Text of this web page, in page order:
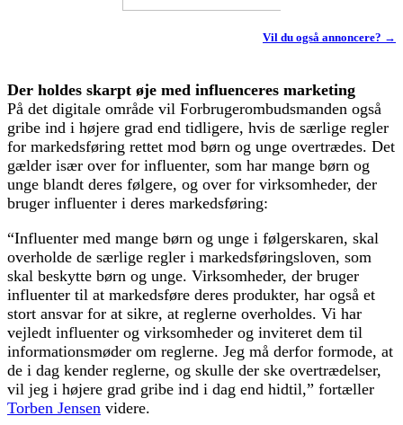
Vil du også annoncere? →
Der holdes skarpt øje med influenceres marketing
På det digitale område vil Forbrugerombudsmanden også
gribe ind i højere grad end tidligere, hvis de særlige regler
for markedsføring rettet mod børn og unge overtrædes. Det
gælder især over for influenter, som har mange børn og
unge blandt deres følgere, og over for virksomheder, der
bruger influenter i deres markedsføring:
“Influenter med mange børn og unge i følgerskaren, skal
overholde de særlige regler i markedsføringsloven, som
skal beskytte børn og unge. Virksomheder, der bruger
influenter til at markedsføre deres produkter, har også et
stort ansvar for at sikre, at reglerne overholdes. Vi har
vejledt influenter og virksomheder og inviteret dem til
informationsmøder om reglerne. Jeg må derfor formode, at
de i dag kender reglerne, og skulle der ske overtrædelser,
vil jeg i højere grad gribe ind i dag end hidtil,” fortæller
Torben Jensen videre.